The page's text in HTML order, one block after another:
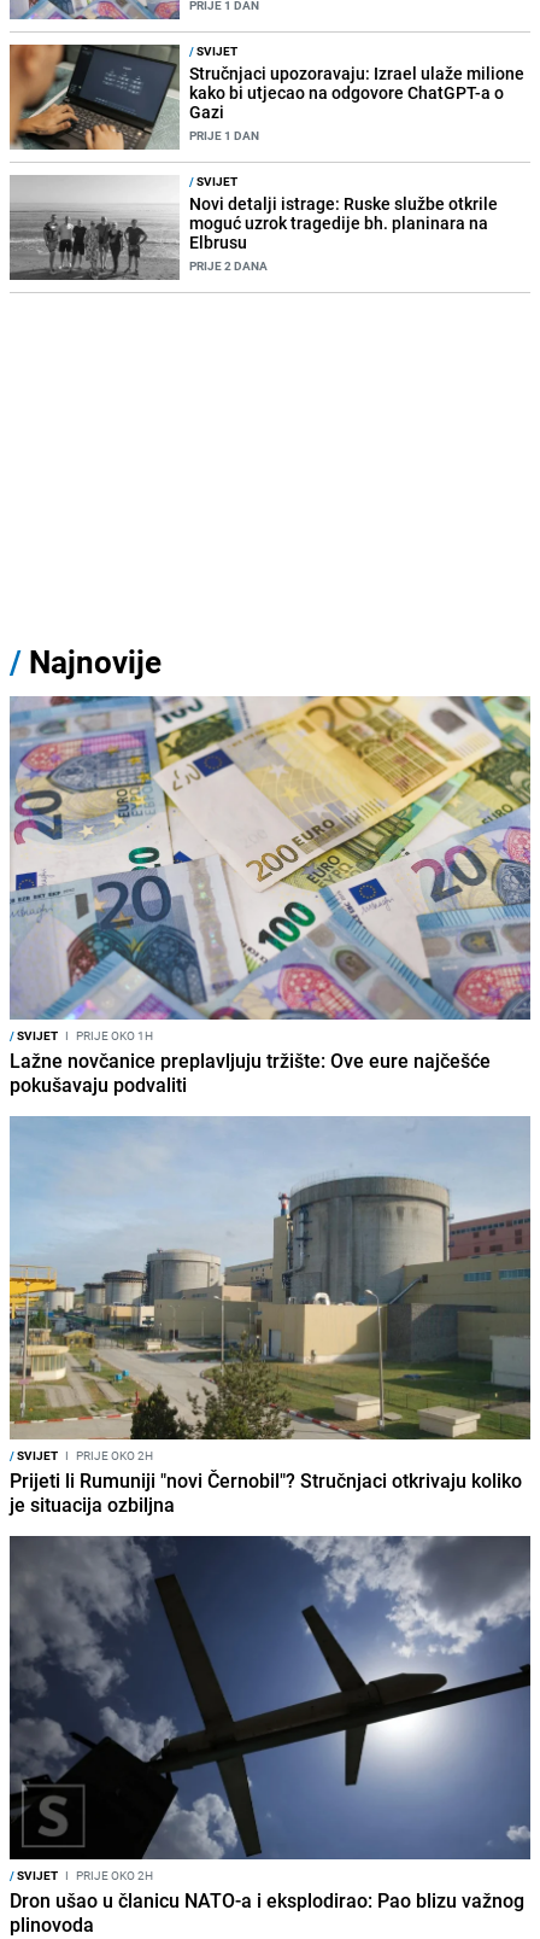
PRIJE 1 DAN
/SVIJET
Stručnjaci upozoravaju: Izrael ulaže milione
kako bi utjecao na odgovore ChatGPT-a o
Gazi
PRIJE 1 DAN
/SVIJET
Novi detalji istrage: Ruske službe otkrile
moguć uzrok tragedije bh. planinara na
Elbrusu
PRIJE 2 DANA
/ Najnovije
/SVIJET I PRIJE OKO 1H
Lažne novčanice preplavljuju tržište: Ove eure najčešće
pokušavaju podvaliti
/SVIJET I PRIJE OKO 2H
Prijeti li Rumuniji "novi Černobil"? Stručnjaci otkrivaju koliko
je situacija ozbiljna
/SVIJET I PRIJE OKO 2H
Dron ušao u članicu NATO-a i eksplodirao: Pao blizu važnog
plinovoda